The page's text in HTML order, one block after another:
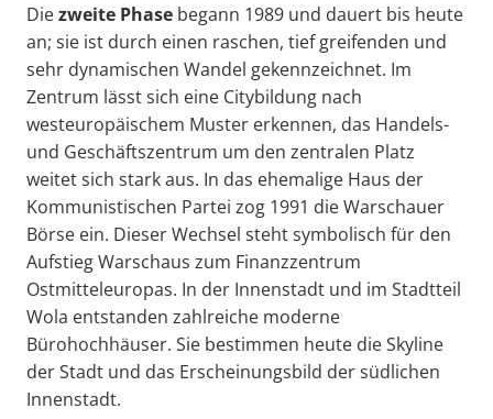
Diezweite Phase begann 1989 und dauert bis heute
an; sie ist durch einen raschen, tief greifenden und
sehr dynamischen Wandel gekennzeichnet. Im
Zentrum lässt sich eine Citybildung nach
westeuropäischem Muster erkennen, das Handels-
und Geschäftszentrum um den zentralen Platz
weitet sich stark aus. In das ehemalige Haus der
Kommunistischen Partei zog 1991 die Warschauer
Börse ein. Dieser Wechsel steht symbolisch für den
Aufstieg Warschaus zum Finanzzentrum
Ostmitteleuropas. In der Innenstadt und im Stadtteil
Wola entstanden zahlreiche moderne
Bürohochhäuser. Sie bestimmen heute die Skyline
der Stadt und das Erscheinungsbild der südlichen
Innenstadt.